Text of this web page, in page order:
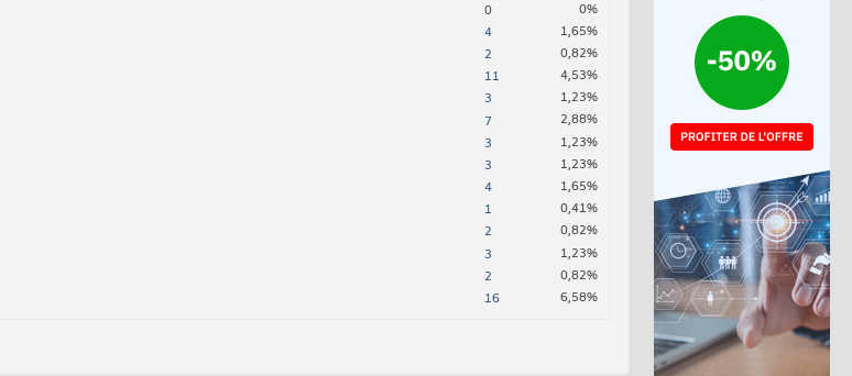
0 0%
4 1,65%
2 0,82%
11 4,53%
3 1,23%
7 2,88%
3 1,23%
3 1,23%
4 1,65%
1 0,41%
2 0,82%
3 1,23%
2 0,82%
16 6,58%